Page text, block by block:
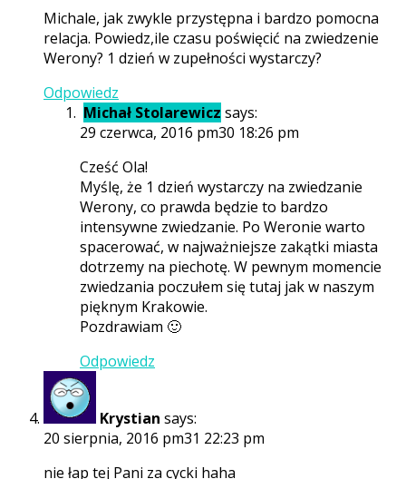
Michale, jak zwykle przystępna i bardzo pomocna
relacja. Powiedz,ile czasu poświęcić na zwiedzenie
Werony? 1 dzień w zupełności wystarczy?
Odpowiedz
Michał Stolarewicz says:
29 czerwca, 2016 pm30 18:26 pm
Cześć Ola!
Myślę, że 1 dzień wystarczy na zwiedzanie
Werony, co prawda będzie to bardzo
intensywne zwiedzanie. Po Weronie warto
spacerować, w najważniejsze zakątki miasta
dotrzemy na piechotę. W pewnym momencie
zwiedzania poczułem się tutaj jak w naszym
pięknym Krakowie.
Pozdrawiam 🙂
Odpowiedz
Krystian says:
20 sierpnia, 2016 pm31 22:23 pm
nie łap tej Pani za cycki haha